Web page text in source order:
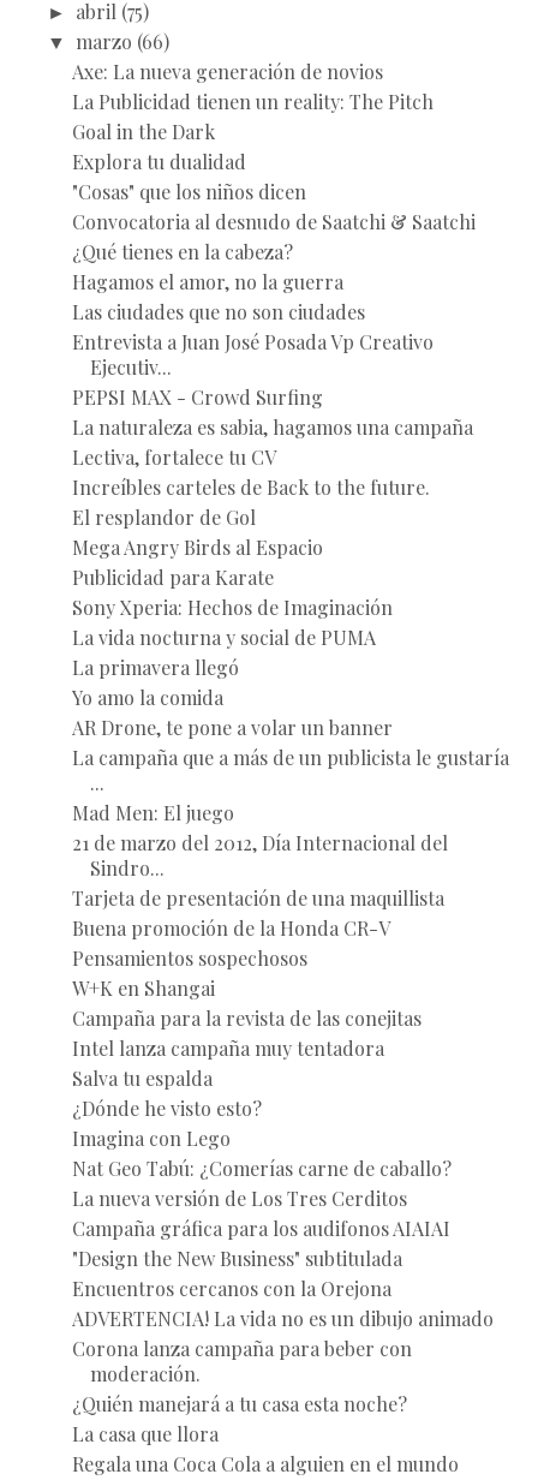
► abril (75)
▼ marzo (66)
Axe: La nueva generación de novios
La Publicidad tienen un reality: The Pitch
Goal in the Dark
Explora tu dualidad
"Cosas" que los niños dicen
Convocatoria al desnudo de Saatchi & Saatchi
¿Qué tienes en la cabeza?
Hagamos el amor, no la guerra
Las ciudades que no son ciudades
Entrevista a Juan José Posada Vp Creativo
Ejecutiv...
PEPSI MAX - Crowd Surfing
La naturaleza es sabia, hagamos una campaña
Lectiva, fortalece tu CV
Increíbles carteles de Back to the future.
El resplandor de Gol
Mega Angry Birds al Espacio
Publicidad para Karate
Sony Xperia: Hechos de Imaginación
La vida nocturna y social de PUMA
La primavera llegó
Yo amo la comida
AR Drone, te pone a volar un banner
La campaña que a más de un publicista le gustaría
...
Mad Men: El juego
21 de marzo del 2012, Día Internacional del
Sindro...
Tarjeta de presentación de una maquillista
Buena promoción de la Honda CR-V
Pensamientos sospechosos
W+K en Shangai
Campaña para la revista de las conejitas
Intel lanza campaña muy tentadora
Salva tu espalda
¿Dónde he visto esto?
Imagina con Lego
Nat Geo Tabú: ¿Comerías carne de caballo?
La nueva versión de Los Tres Cerditos
Campaña gráfica para los audifonos AIAIAI
"Design the New Business" subtitulada
Encuentros cercanos con la Orejona
ADVERTENCIA! La vida no es un dibujo animado
Corona lanza campaña para beber con
moderación.
¿Quién manejará a tu casa esta noche?
La casa que llora
Regala una Coca Cola a alguien en el mundo